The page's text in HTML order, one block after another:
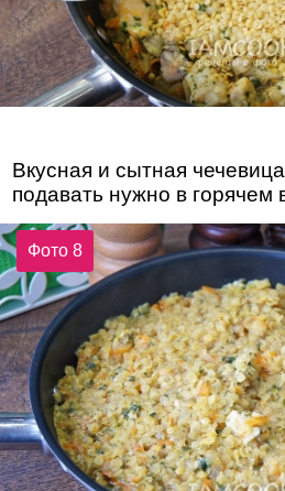
Вкусная и сытная
подавать нужно в горячем
Фото 8